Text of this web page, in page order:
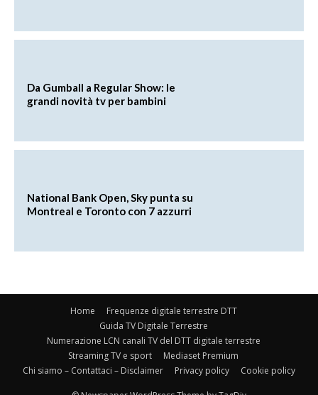
Da Gumball a Regular Show: le
grandi novità tv per bambini
National Bank Open, Sky punta su
Montreal e Toronto con 7 azzurri
Home
Frequenze digitale terrestre DTT
Guida TV Digitale Terrestre
Numerazione LCN canali TV del DTT digitale terrestre
Streaming TV e sport
Mediaset Premium
Chi siamo – Contattaci – Disclaimer
Privacy policy Cookie policy